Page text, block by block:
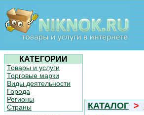
КАТЕГОРИИ
Товары и услуги
Торговые марки
Виды деятельности
Города
Регионы
Страны
КАТАЛОГ >